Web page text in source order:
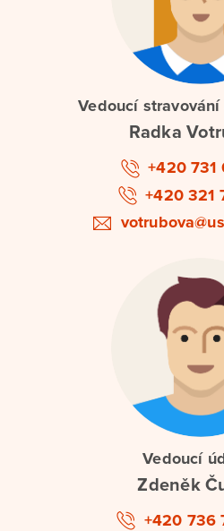
Vedoucí
Radka
+420 731
+420 321
Vedoucí
Zdeněk
+420 736